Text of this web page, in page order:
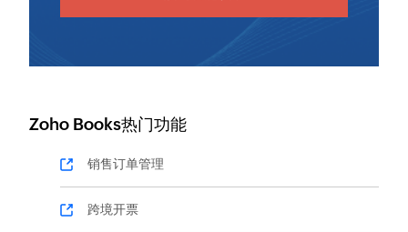
Zoho Books热门功能
销售订单管理
跨境开票